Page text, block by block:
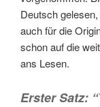
Deutsch
auch für die
schon auf die
ans Lesen.
Erster Satz: